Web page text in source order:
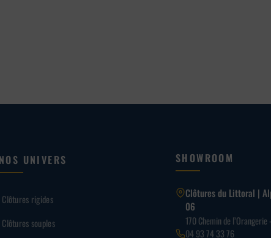
UNIVERS
Clôtures rigides
Clôtures souples
SHOWROOM
Clôtures du Littoral |
06
170 Chemin de
04 93 74 33 76